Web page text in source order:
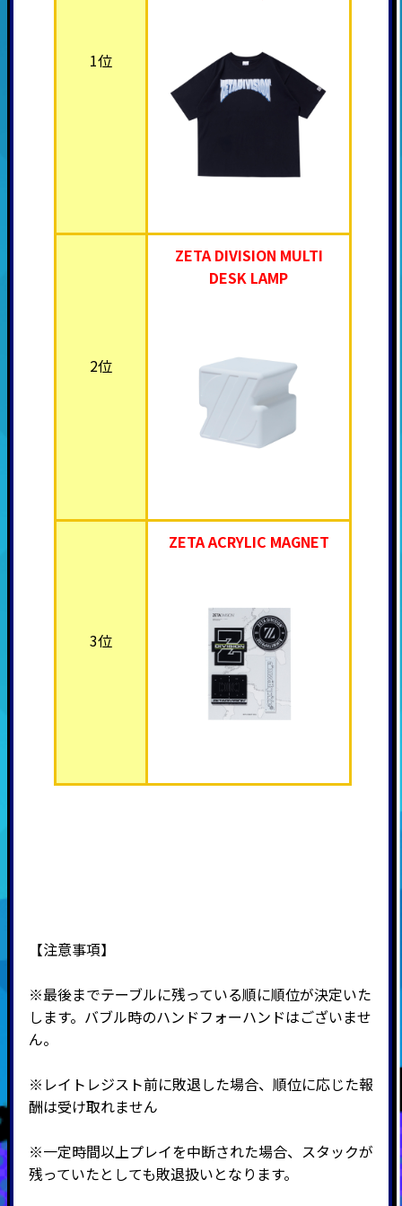
1位
2位
ZETA DIVISION MULTI
DESK LAMP
3位
ZETA ACRYLIC MAGNET
【注意事項】
※最後までテーブルに残っている順に順位が決定いた
します。バブル時のハンドフォーハンドはございませ
ん。
※レイトレジスト前に敗退した場合、順位に応じた報
酬は受け取れません
※一定時間以上プレイを中断された場合、スタックが
残っていたとしても敗退扱いとなります。